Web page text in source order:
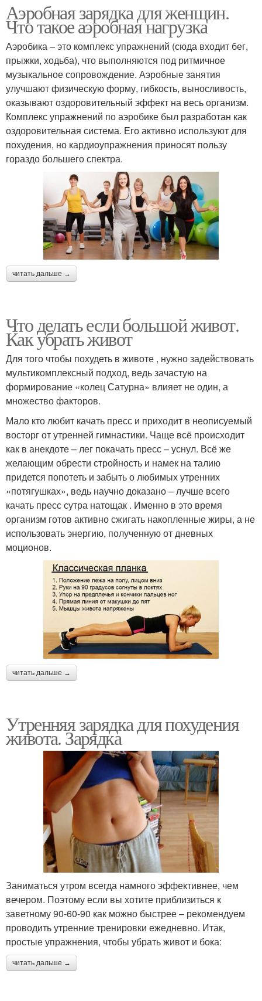
Аэробная зарядка для женщин.
Что такое аэробная нагрузка
Аэробика – это комплекс упражнений (сюда входит бег,
прыжки, ходьба), что выполняются под ритмичное
музыкальное сопровождение. Аэробные занятия
улучшают физическую форму, гибкость, выносливость,
оказывают оздоровительный эффект на весь организм.
Комплекс упражнений по аэробике был разработан как
оздоровительная система. Его активно используют для
похудения, но кардиоупражнения приносят пользу
гораздо большего спектра.
читать дальше →
Что делать если большой живот.
Как убрать живот
Для того чтобы похудеть в животе , нужно задействовать
мультикомплексный подход, ведь зачастую на
формирование «колец Сатурна» влияет не один, а
множество факторов.
Мало кто любит качать пресс и приходит в неописуемый
восторг от утренней гимнастики. Чаще всё происходит
как в анекдоте – лег покачать пресс – уснул. Всё же
желающим обрести стройность и намек на талию
придется попотеть и забыть о любимых утренних
«потягушках», ведь научно доказано – лучше всего
качать пресс сутра натощак . Именно в это время
организм готов активно сжигать накопленные жиры, а не
использовать энергию, полученную от дневных
моционов.
читать дальше →
Утренняя зарядка для похудения
живота. Зарядка
Заниматься утром всегда намного эффективнее, чем
вечером. Поэтому если вы хотите приблизиться к
заветному 90-60-90 как можно быстрее – рекомендуем
проводить утренние тренировки ежедневно. Итак,
простые упражнения, чтобы убрать живот и бока:
читать дальше →